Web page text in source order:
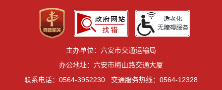
主办单位：六安市交通运输局
办公地址：六安市梅山路交通大厦
联系电话：0564-3952230
交通服务热线：0564-12328